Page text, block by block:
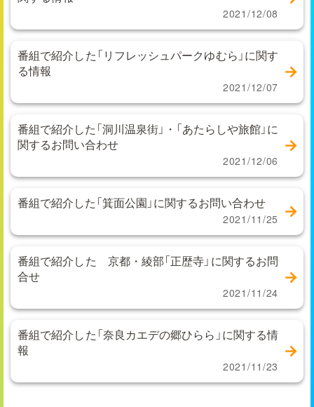
2021/12/08
番組で紹介した「リフレッシュパークゆむら」に関す
る情報
2021/12/07
番組で紹介した「洞川温泉街」・「あたらしや旅館」に
関するお問い合わせ
2021/12/06
番組で紹介した「箕面公園」に関するお問い合わせ
2021/11/25
番組で紹介した 京都・綾部「正歴寺」に関するお問
合せ
2021/11/24
番組で紹介した「奈良カエデの郷ひらら」に関する情
報
2021/11/23